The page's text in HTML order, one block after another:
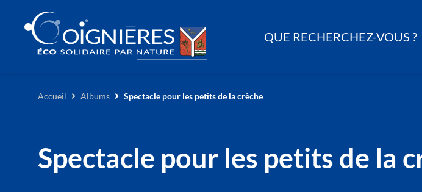
QUE RECHERCHEZ-VOUS ?
Accueil Albums Spectacle pour les petits de la crèche
Spectacle pour les petits de la